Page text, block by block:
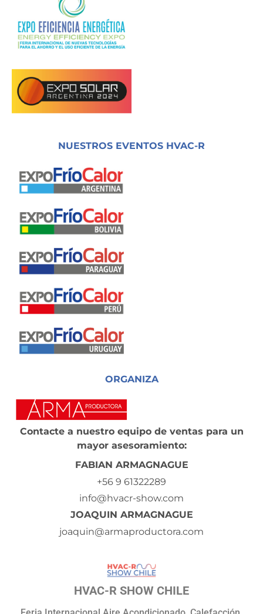
NUESTROS EVENTOS HVAC-R
ORGANIZA
Contacte a nuestro equipo de ventas para un
mayor asesoramiento:
FABIAN ARMAGNAGUE
+56 9 61322289
info@hvacr-show.com
JOAQUIN ARMAGNAGUE
joaquin@armaproductora.com
HVAC-R SHOW CHILE